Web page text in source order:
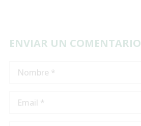
ENVIAR UN COMENTARIO